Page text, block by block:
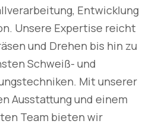
Entwicklung
Unsere Expertise reicht
und Drehen bis hin zu
Schweiß- und
Mit unserer
Ausstattung und einem
Team bieten wir